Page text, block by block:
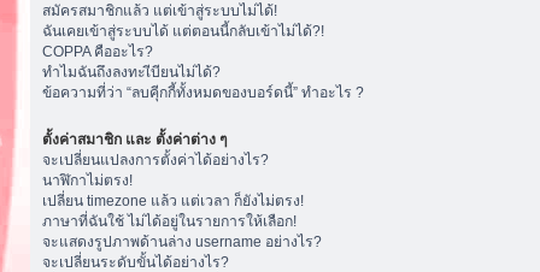
สมัครสมาชิกแล้ว แต่เข้าสู่ระบบไม่ได้!
ฉันเคยเข้าสู่ระบบได้ แต่ตอนนี้กลับเข้าไม่ได้?!
COPPA คืออะไร?
ทำไมฉันถึงลงทะเีบียนไม่ได้?
ข้อความที่ว่า “ลบคุีกกี้ทั้งหมดของบอร์ดนี้” ทำอะไร ?
ตั้งค่าสมาชิก และ ตั้งค่าต่าง ๆ
จะเปลี่ยนแปลงการตั้งค่าได้อย่างไร?
นาฬิกาไม่ตรง!
เปลี่ยน timezone แล้ว แต่เวลา ก็ยังไม่ตรง!
ภาษาที่ฉันใช้ ไม่ได้อยู่ในรายการให้เลือก!
จะแสดงรูปภาพด้านล่าง username อย่างไร?
จะเปลี่ยนระดับขั้นได้อย่างไร?